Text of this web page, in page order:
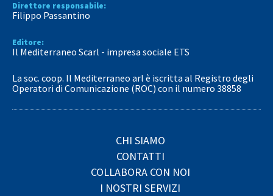
Direttore responsabile:
Filippo Passantino
Editore:
Il Mediterraneo Scarl - impresa sociale ETS
La soc. coop. Il Mediterraneo arl è iscritta al Registro degli
Operatori di Comunicazione (ROC) con il numero 38858
CHI SIAMO
CONTATTI
COLLABORA CON NOI
I NOSTRI SERVIZI